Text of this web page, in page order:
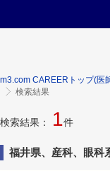
m3.com CAREERトップ(医
検索結果
検索結果： 1件
福井県、産科、眼科